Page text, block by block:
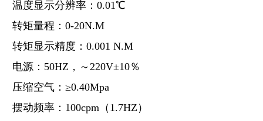
温度显示分辨率：0.01℃
转矩量程：0-20N.M
转矩显示精度：0.001 N.M
电源：50HZ，～220V±10％
压缩空气：≥0.40Mpa
摆动频率：100cpm（1.7HZ）